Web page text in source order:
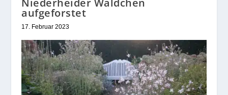
aufgeforstet
17. Februar 2023